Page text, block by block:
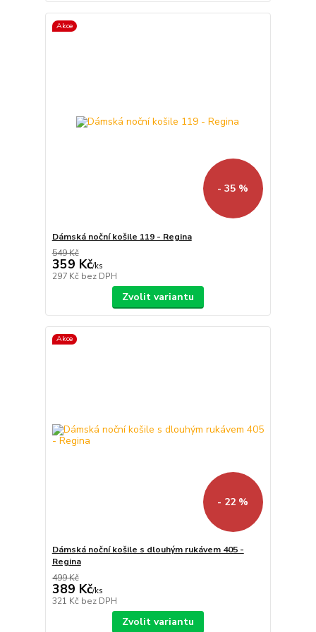
Akce
- 35 %
Dámská noční košile 119 - Regina
549 Kč
359 Kč/ks
297 Kč bez DPH
Zvolit variantu
Akce
- 22 %
Dámská noční košile s dlouhým rukávem 405 -
Regina
499 Kč
389 Kč/ks
321 Kč bez DPH
Zvolit variantu